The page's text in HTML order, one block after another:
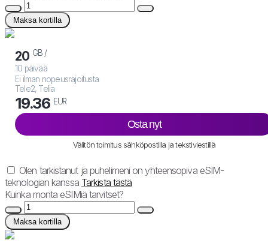
Maksa kortilla
20 GB /
10 päivää
Ei ilman nopeusrajoitusta
Tele2, Telia
19.36 EUR
Osta nyt
Välitön toimitus sähköpostilla ja tekstiviestillä
Olen tarkistanut ja puhelimeni on yhteensopiva eSIM-
teknologian kanssa Tarkista tästä
Kuinka monta eSIMiä tarvitset?
Maksa kortilla